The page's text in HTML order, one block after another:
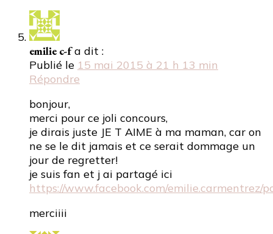
emilie c-f a dit :
Publié le 15 mai 2015 à 21 h 13 min
Répondre
bonjour,
merci pour ce joli concours,
je dirais juste JE T AIME à ma maman, car on
ne se le dit jamais et ce serait dommage un
jour de regretter!
je suis fan et j ai partagé ici
https://www.facebook.com/emilie.carmentrez/
merciiii